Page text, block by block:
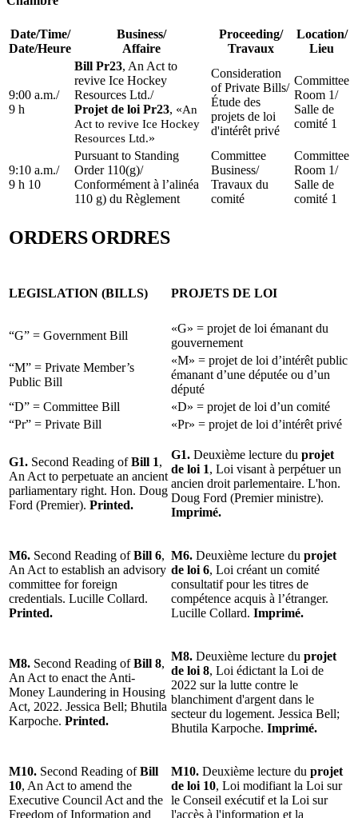
Date/Time/
Date/Heure
Business/
Affaire
Proceeding/
Travaux
Location/
Lieu
9:00 a.m./
9 h
Bill Pr23, An Act to
revive Ice Hockey
Resources Ltd./
Projet de loi Pr23, «An
Act to revive Ice Hockey
Resources Ltd.»
Consideration
of Private Bills/
Étude des
projets de loi
d'intérêt privé
Committee
Room 1/
Salle de
comité 1
9:10 a.m./
9 h 10
Pursuant to Standing
Order 110(g)/
Conformément à l’alinéa
110 g) du Règlement
Committee
Business/
Travaux du
comité
Committee
Room 1/
Salle de
comité 1
ORDERSORDRES
LEGISLATION (BILLS) PROJETS DE LOI
“G” = Government Bill
«G» = projet de loi émanant du
gouvernement
“M” = Private Member’s
Public Bill
«M» = projet de loi d’intérêt public
émanant d’une députée ou d’un
député
“D” = Committee Bill
«D» = projet de loi d’un comité
“Pr” = Private Bill
«Pr» = projet de loi d’intérêt privé
G1. Second Reading ofBill 1,
An Act to perpetuate an ancient
parliamentary right. Hon. Doug
Ford (Premier). Printed.
G1. Deuxième lecture du projet
de loi 1, Loi visant à perpétuer un
ancien droit parlementaire. L'hon.
Doug Ford (Premier ministre).
Imprimé.
M6. Second Reading ofBill 6,
An Act to establish an advisory
committee for foreign
credentials. Lucille Collard.
Printed.
M6. Deuxième lecture du projet
de loi 6, Loi créant un comité
consultatif pour les titres de
compétence acquis à l’étranger.
Lucille Collard. Imprimé.
M8. Second Reading ofBill 8,
An Act to enact the Anti-
Money Laundering in Housing
Act, 2022. Jessica Bell; Bhutila
Karpoche. Printed.
M8. Deuxième lecture du projet
de loi 8, Loi édictant la Loi de
2022 sur la lutte contre le
blanchiment d'argent dans le
secteur du logement. Jessica Bell;
Bhutila Karpoche. Imprimé.
M10. Second Reading ofBill
10, An Act to amend the
Executive Council Act and the
Freedom of Information and
M10. Deuxième lecture du projet
de loi 10, Loi modifiant la Loi sur
le Conseil exécutif et la Loi sur
l'accès à l'information et la